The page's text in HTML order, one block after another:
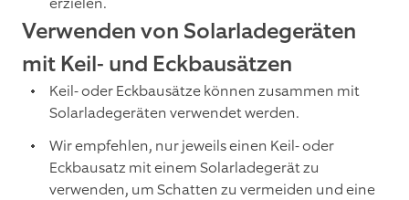
Verwenden von Solarladegeräten
mit Keil- und Eckbausätzen
Keil- oder Eckbausätze können zusammen mit
Solarladegeräten verwendet werden.
Wir empfehlen, nur jeweils einen Keil- oder
Eckbausatz mit einem Solarladegerät zu
verwenden, um Schatten zu vermeiden und eine